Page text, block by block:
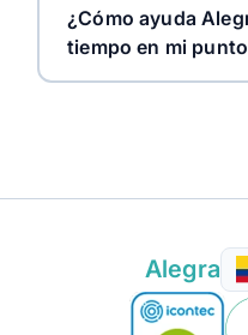
¿Cómo ayuda
tiempo en mi
Alegra